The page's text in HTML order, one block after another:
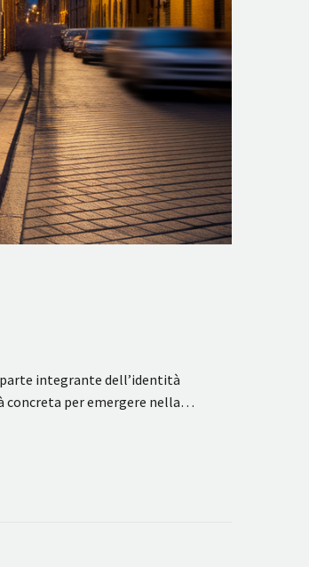
integrante dell’identità
concreta per emergere nella…